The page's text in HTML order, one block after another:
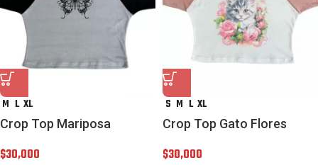
M L XL
Crop Top Mariposa
$30,000
S M L XL
Crop Top Gato Flores
$30,000